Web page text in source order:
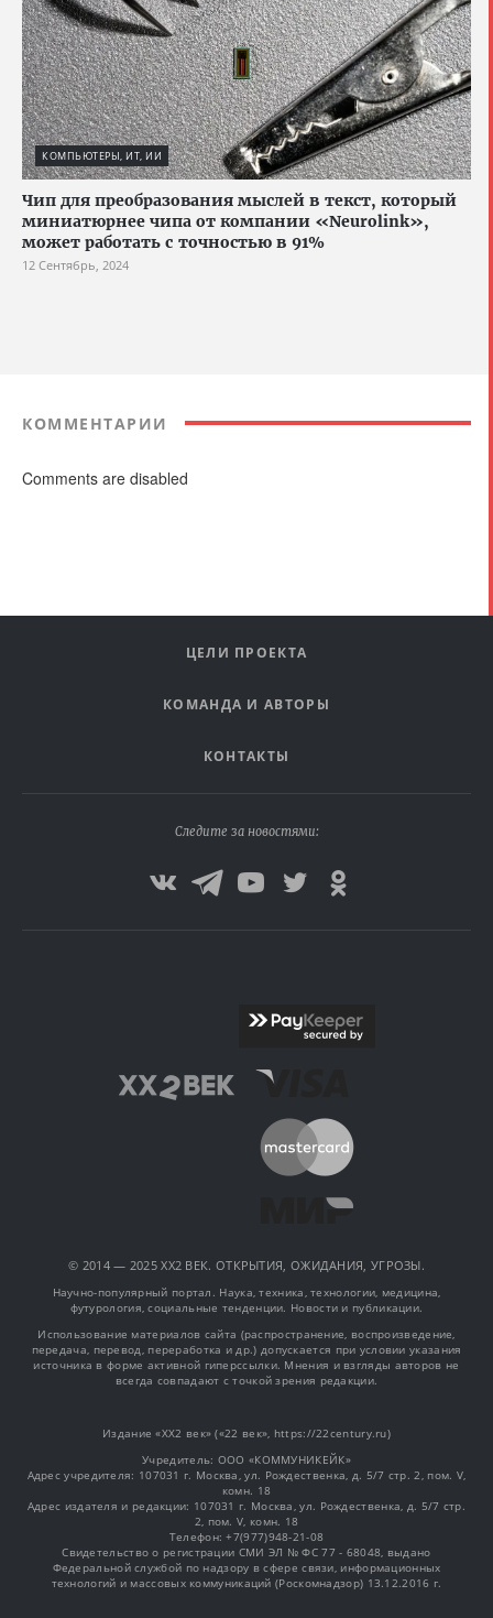
КОМПЬЮТЕРЫ, ИТ, ИИ
Чип для преобразования мыслей в текст, который
миниатюрнее чипа от компании «Neurolink»,
может работать с точностью в 91%
12 Сентябрь, 2024
КОММЕНТАРИИ
Comments are disabled
ЦЕЛИ ПРОЕКТА
КОМАНДА И АВТОРЫ
КОНТАКТЫ
Следите за новостями:
© 2014 — 2025 XX2 ВЕК. ОТКРЫТИЯ, ОЖИДАНИЯ, УГРОЗЫ.
Научно-популярный портал. Наука, техника, технологии, медицина,
футурология, социальные тенденции. Новости и публикации.
Использование материалов сайта (распространение, воспроизведение,
передача, перевод, переработка и др.) допускается при условии указания
источника в форме активной гиперссылки. Мнения и взгляды авторов не
всегда совпадают с точкой зрения редакции.
Издание «XX2 век» («22 век», https://22century.ru)
Учредитель: OOO «КОММУНИКЕЙК»
Адрес учредителя: 107031 г. Москва, ул. Рождественка, д. 5/7 стр. 2, пом. V,
комн. 18
Адрес издателя и редакции: 107031 г. Москва, ул. Рождественка, д. 5/7 стр.
2, пом. V, комн. 18
Телефон: +7(977)948-21-08
Свидетельство о регистрации СМИ ЭЛ № ФС 77 - 68048, выдано
Федеральной службой по надзору в сфере связи, информационных
технологий и массовых коммуникаций (Роскомнадзор) 13.12.2016 г.